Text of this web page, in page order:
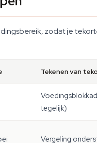
zodat je
Tekenen van
tegelijk)
Vergeling